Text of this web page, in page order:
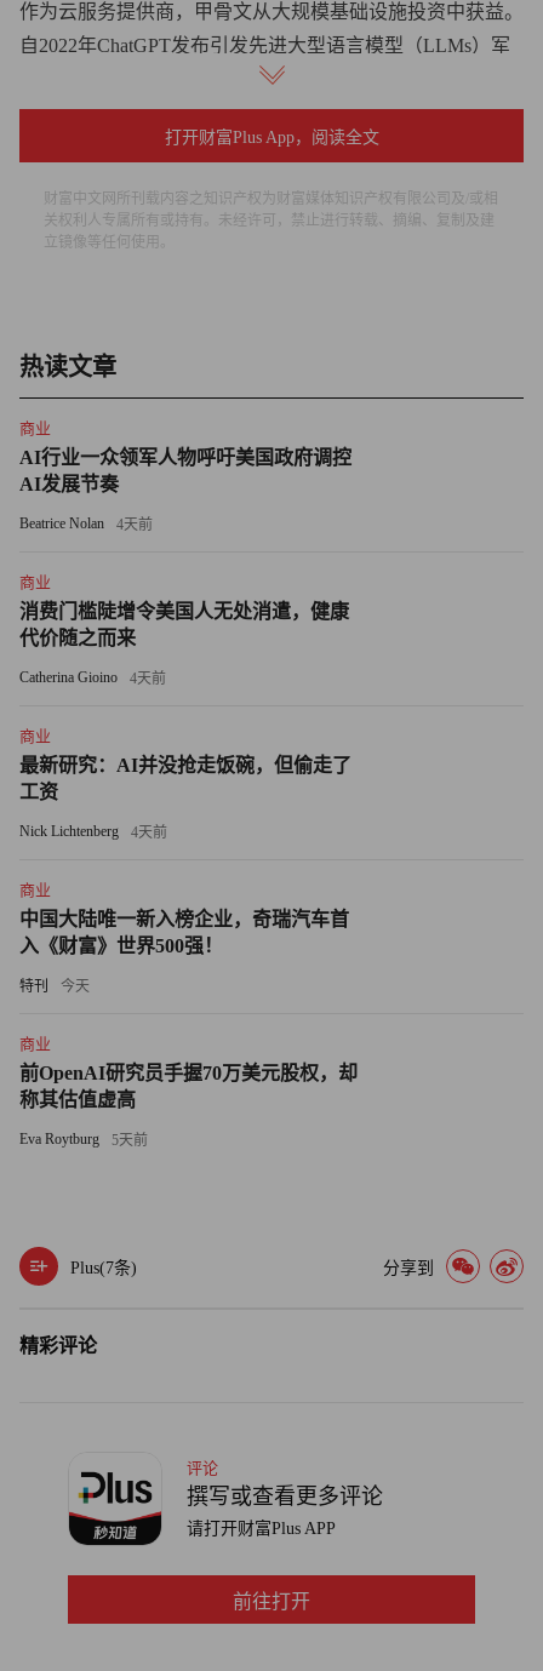
作为云服务提供商，甲骨文从大规模基础设施投资中获益。
自2022年ChatGPT发布引发先进大型语言模型（LLMs）军
备竞赛以来，其服务备受囤积数据的人工智能公司的青睐。
据《华尔街日报》报道，甲骨文在最近一个季度宣布斩获多
跃升。首席执行官萨弗拉·卡茨（Safra Catz）表示，预计在
年底前还会有多家市值达数十亿美元的客户签约。
——此前扎克伯格是仅次于马斯克的全球第二大富豪——最
终成功反超马斯克。马斯克于2021年首次登顶全球首富，后
被亚马逊（Amazon）执行董事长杰夫·贝佐斯（Jeff Bezos）
和路威酩轩集团（LVMH）的贝尔纳·阿尔诺（Bernard
富头衔，并保持了约300天。
甲骨文股价攀升之际，特斯拉股价却持续下挫。路透社援引
研究公司考克斯汽车（Cox Automotive）数据称，这家电动
不过，马斯克或许仍存翻盘希望。上周，特斯拉董事会提出
一份薪酬方案，若马斯克能达成包括十年内使公司股价增长
八倍等若干宏大目标，其将成为全球首位万亿富豪。（财富
译者：中慧言-王芳
打开财富Plus App，阅读全文
财富中文网所刊载内容之知识产权为财富媒体知识产权有限公司及/或相
关权利人专属所有或持有。未经许可，禁止进行转载、摘编、复制及建
立镜像等任何使用。
热读文章
商业
AI行业一众领军人物呼吁美国政府调控
AI发展节奏
Beatrice Nolan 4天前
商业
消费门槛陡增令美国人无处消遣，健康
代价随之而来
Catherina Gioino 4天前
商业
最新研究：AI并没抢走饭碗，但偷走了
工资
Nick Lichtenberg 4天前
商业
中国大陆唯一新入榜企业，奇瑞汽车首
入《财富》世界500强！
特刊 今天
商业
前OpenAI研究员手握70万美元股权，却
称其估值虚高
Eva Roytburg 5天前
Plus(7条) 分享到
精彩评论
评论
撰写或查看更多评论
请打开财富Plus APP
前往打开